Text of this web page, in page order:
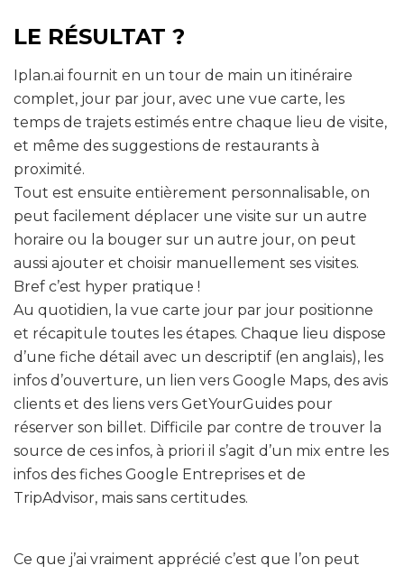
LE RÉSULTAT ?
Iplan.ai fournit en un tour de main un itinéraire
complet, jour par jour, avec une vue carte, les
temps de trajets estimés entre chaque lieu de visite,
et même des suggestions de restaurants à
proximité.
Tout est ensuite entièrement personnalisable, on
peut facilement déplacer une visite sur un autre
horaire ou la bouger sur un autre jour, on peut
aussi ajouter et choisir manuellement ses visites.
Bref c’est hyper pratique !
Au quotidien, la vue carte jour par jour positionne
et récapitule toutes les étapes. Chaque lieu dispose
d’une fiche détail avec un descriptif (en anglais), les
infos d’ouverture, un lien vers Google Maps, des avis
clients et des liens vers GetYourGuides pour
réserver son billet. Difficile par contre de trouver la
source de ces infos, à priori il s’agit d’un mix entre les
infos des fiches Google Entreprises et de
TripAdvisor, mais sans certitudes.
Ce que j’ai vraiment apprécié c’est que l’on peut